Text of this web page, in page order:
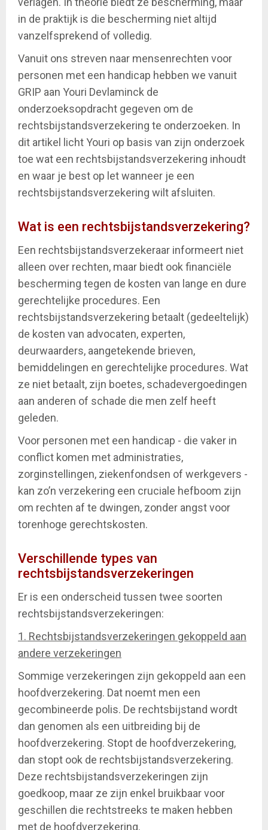
in de praktijk is die bescherming niet altijd
vanzelfsprekend of volledig.
Vanuit ons streven naar mensenrechten voor
personen met een handicap hebben we vanuit
GRIP aan Youri Devlaminck de
onderzoeksopdracht gegeven om de
rechtsbijstandsverzekering te onderzoeken. In
dit artikel licht Youri op basis van zijn onderzoek
toe wat een rechtsbijstandsverzekering inhoudt
en waar je best op let wanneer je een
rechtsbijstandsverzekering wilt afsluiten.
Wat is een rechtsbijstandsverzekering?
Een rechtsbijstandsverzekeraar informeert niet
alleen over rechten, maar biedt ook financiële
bescherming tegen de kosten van lange en dure
gerechtelijke procedures. Een
rechtsbijstandsverzekering betaalt (gedeeltelijk)
de kosten van advocaten, experten,
deurwaarders, aangetekende brieven,
bemiddelingen en gerechtelijke procedures. Wat
ze niet betaalt, zijn boetes, schadevergoedingen
aan anderen of schade die men zelf heeft
geleden.
Voor personen met een handicap - die vaker in
conflict komen met administraties,
zorginstellingen, ziekenfondsen of werkgevers -
kan zo’n verzekering een cruciale hefboom zijn
om rechten af te dwingen, zonder angst voor
torenhoge gerechtskosten.
Verschillende types van
rechtsbijstandsverzekeringen
Er is een onderscheid tussen twee soorten
rechtsbijstandsverzekeringen:
1. Rechtsbijstandsverzekeringen gekoppeld aan
andere verzekeringen
Sommige verzekeringen zijn gekoppeld aan een
hoofdverzekering. Dat noemt men een
gecombineerde polis. De rechtsbijstand wordt
dan genomen als een uitbreiding bij de
hoofdverzekering. Stopt de hoofdverzekering,
dan stopt ook de rechtsbijstandsverzekering.
Deze rechtsbijstandsverzekeringen zijn
goedkoop, maar ze zijn enkel bruikbaar voor
geschillen die rechtstreeks te maken hebben
met de hoofdverzekering.